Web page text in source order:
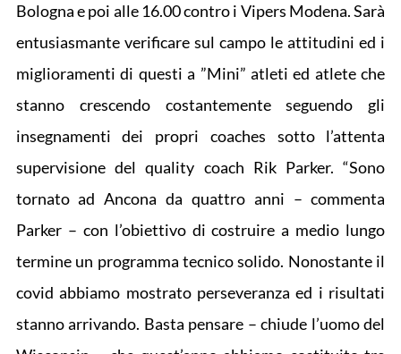
Bologna e poi alle 16.00 contro i Vipers Modena. Sarà
entusiasmante verificare sul campo le attitudini ed i
miglioramenti di questi a ”Mini” atleti ed atlete che
stanno crescendo costantemente seguendo gli
insegnamenti dei propri coaches sotto l’attenta
supervisione del quality coach Rik Parker. “Sono
tornato ad Ancona da quattro anni – commenta
Parker – con l’obiettivo di costruire a medio lungo
termine un programma tecnico solido. Nonostante il
covid abbiamo mostrato perseveranza ed i risultati
stanno arrivando. Basta pensare – chiude l’uomo del